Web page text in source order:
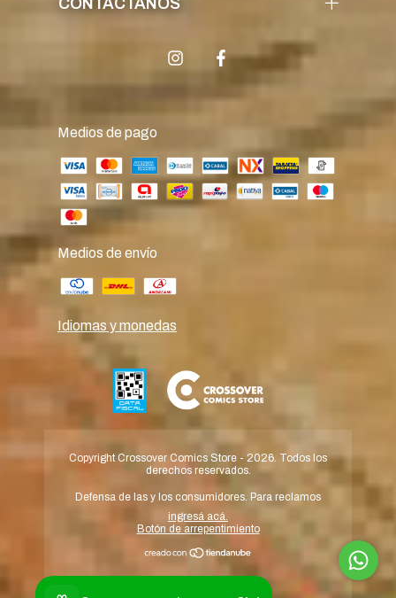
CONTACTÁNOS
Medios de pago
Medios de envío
Idiomas y monedas
Copyright Crossover Comics Store - 2026. Todos los
derechos reservados.
Defensa de las y los consumidores. Para reclamos
ingresá acá.
Botón de arrepentimiento